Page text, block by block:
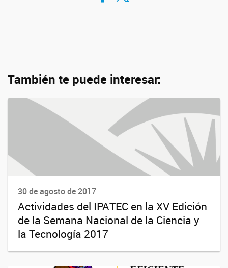
También te puede interesar:
30 de agosto de 2017
Actividades del IPATEC en la XV Edición
de la Semana Nacional de la Ciencia y
la Tecnología 2017